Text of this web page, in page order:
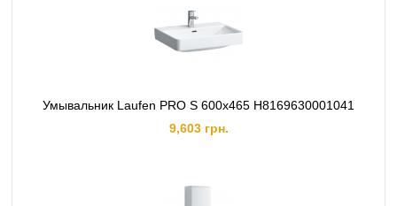
Умывальник Laufen PRO S 600x465 H8169630001041
9,603 грн.